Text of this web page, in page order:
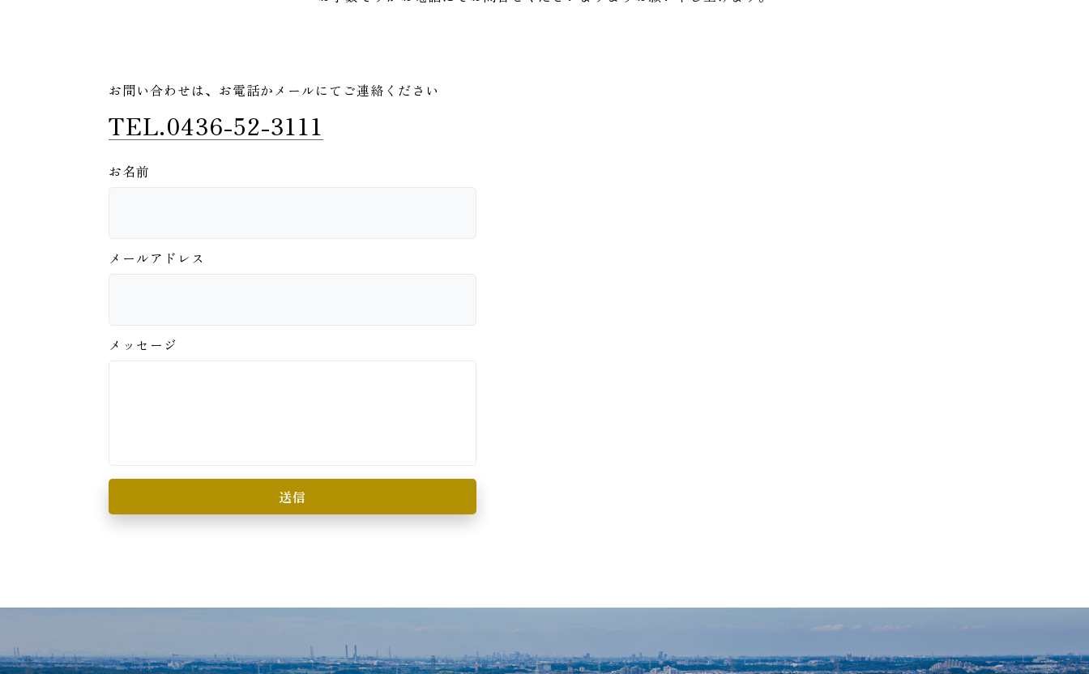
お問い合わせは、 お電話かメールにてご連絡ください
TEL.0436-52-3111
お名前
メールアドレス
メッセージ